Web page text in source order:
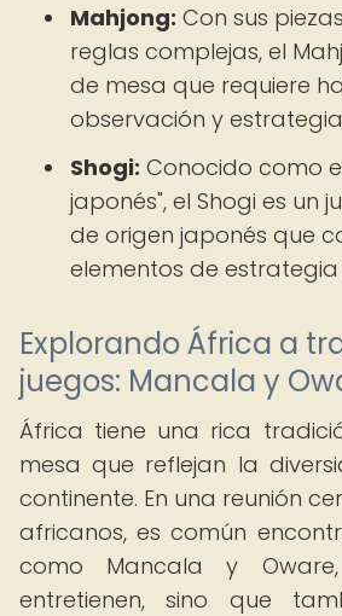
Mahjong: Con sus
reglas complejas, el
de mesa que requiere
observación y
Shogi: Conocido como
japonés", el Shogi es un
de origen japonés que
elementos de
Explorando África a
juegos: Mancala y
África tiene una rica
mesa que reflejan la
continente. En una reunión
africanos, es común
como Mancala y
entretienen, sino que